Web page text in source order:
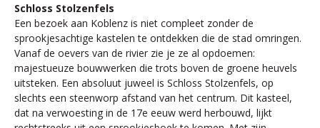
Schloss Stolzenfels
Een bezoek aan Koblenz is niet compleet zonder de
sprookjesachtige kastelen te ontdekken die de stad omringen.
Vanaf de oevers van de rivier zie je ze al opdoemen:
majestueuze bouwwerken die trots boven de groene heuvels
uitsteken. Een absoluut juweel is Schloss Stolzenfels, op
slechts een steenworp afstand van het centrum. Dit kasteel,
dat na verwoesting in de 17e eeuw werd herbouwd, lijkt